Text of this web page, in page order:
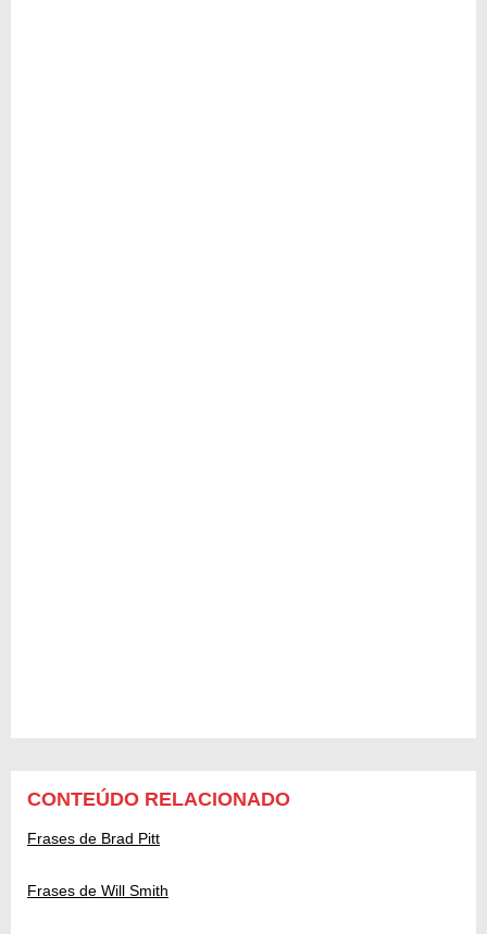
CONTEÚDO RELACIONADO
Frases de Brad Pitt
Frases de Will Smith